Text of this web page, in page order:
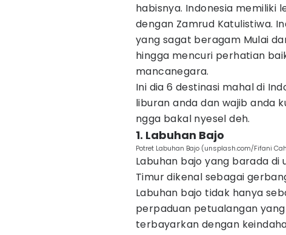
habisnya. Indonesia memiliki
dengan Zamrud Katulistiwa.
yang sagat beragam Mulai
hingga mencuri perhatian
mancanegara.
Ini dia 6 destinasi mahal di
liburan anda dan wajib anda
ngga bakal nyesel deh.
1. Labuhan Bajo
Potret Labuhan Bajo (unsplash.com/Fifani
Labuhan bajo yang barada di
Timur dikenal sebagai
Labuhan bajo tidak hanya
perpaduan petualangan
terbayarkan dengan